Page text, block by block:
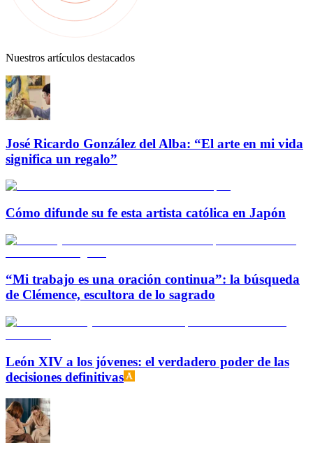
Nuestros artículos destacados
José Ricardo González del Alba: “El arte en mi vida
significa un regalo”
Cómo difunde su fe esta artista católica en Japón
“Mi trabajo es una oración continua”: la búsqueda
de Clémence, escultora de lo sagrado
León XIV a los jóvenes: el verdadero poder de las
decisiones definitivas